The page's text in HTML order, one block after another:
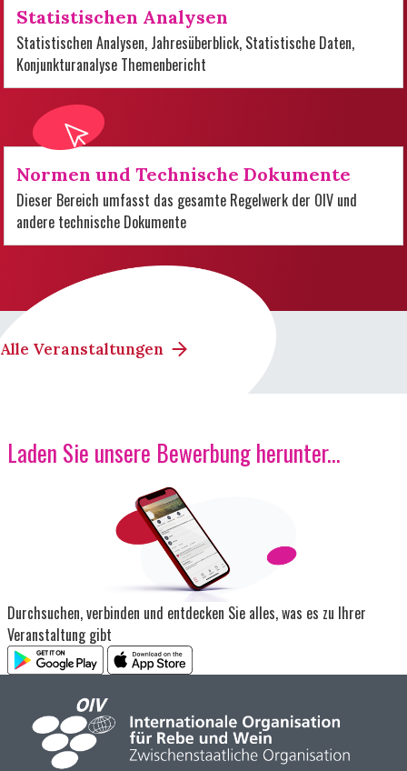
Statistischen Analysen
Statistischen Analysen, Jahresüberblick, Statistische Daten,
Konjunkturanalyse Themenbericht
Normen und Technische Dokumente
Dieser Bereich umfasst das gesamte Regelwerk der OIV und
andere technische Dokumente
Alle Veranstaltungen
Laden Sie unsere Bewerbung herunter...
Durchsuchen, verbinden und entdecken Sie alles, was es zu Ihrer
Veranstaltung gibt